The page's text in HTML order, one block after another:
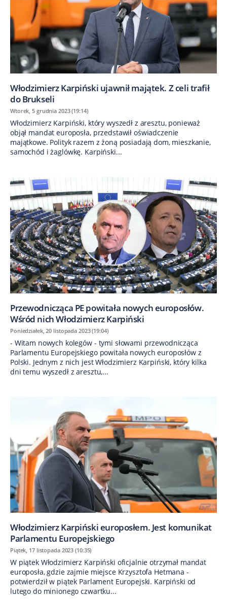
Włodzimierz Karpiński ujawnił majątek. Z celi trafił
do Brukseli
Wtorek, 5 grudnia 2023 (19:14)
Włodzimierz Karpiński, który wyszedł z aresztu, ponieważ
objął mandat europosła, przedstawił oświadczenie
majątkowe. Polityk razem z żoną posiadają dom, mieszkanie,
samochód i żaglówkę. Karpiński...
Przewodnicząca PE powitała nowych europosłów.
Wśród nich Włodzimierz Karpiński
Poniedziałek, 20 listopada 2023 (19:04)
- Witam nowych kolegów - tymi słowami przewodnicząca
Parlamentu Europejskiego powitała nowych europosłów z
Polski. Jednym z nich jest Włodzimierz Karpiński, który kilka
dni temu wyszedł z aresztu,...
Włodzimierz Karpiński europosłem. Jest komunikat
Parlamentu Europejskiego
Piątek, 17 listopada 2023 (10:35)
W piątek Włodzimierz Karpiński oficjalnie otrzymał mandat
europosła, gdzie zajmie miejsce Krzysztofa Hetmana -
potwierdził w piątek Parlament Europejski. Karpiński od
lutego do minionego czwartku...